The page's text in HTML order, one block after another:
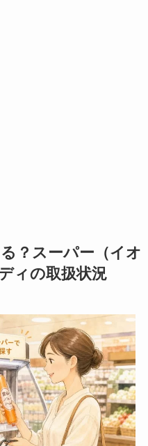
？スーパー（イオ
ィの取扱状況